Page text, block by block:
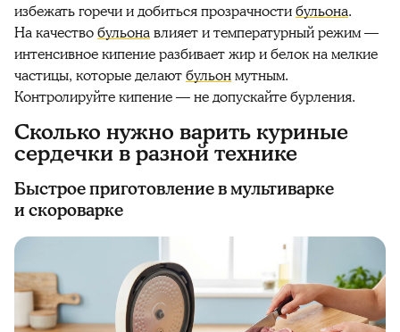
избежать горечи и добиться прозрачностибульона.
На качествобульонавлияет и температурный режим —
интенсивное кипение разбивает жир и белок на мелкие
частицы, которые делаютбульонмутным.
Контролируйте кипение — не допускайте бурления.
Сколько нужно варить куриные
сердечки в разной технике
Быстрое приготовление в мультиварке
и скороварке